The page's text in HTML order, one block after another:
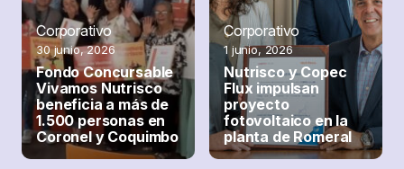
Corporativo
30 junio, 2026
Fondo Concursable
Vivamos Nutrisco
beneficia a más de
1.500 personas en
Coronel y Coquimbo
Corporativo
1 junio, 2026
Nutrisco y Copec
Flux impulsan
proyecto
fotovoltaico en la
planta de Romeral
Corporativo
1 junio, 2026
Nutrisco refuerza
vínculos
internacionales y
detecta nuevas
tendencias en
ronda de negocios
Polaris